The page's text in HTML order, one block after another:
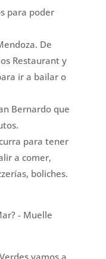
para poder
De
Restaurant y
ir a bailar o
Bernardo que
para tener
a comer,
boliches.